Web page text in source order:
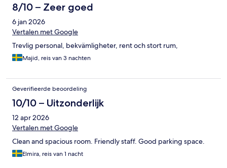
8/10 – Zeer goed
6 jan 2026
Vertalen met Google
Trevlig personal, bekvämligheter, rent och stort rum,
Majid, reis van 3 nachten
Geverifieerde beoordeling
10/10 – Uitzonderlijk
12 apr 2026
Vertalen met Google
Clean and spacious room. Friendly staff. Good parking space.
Elmira, reis van 1 nacht